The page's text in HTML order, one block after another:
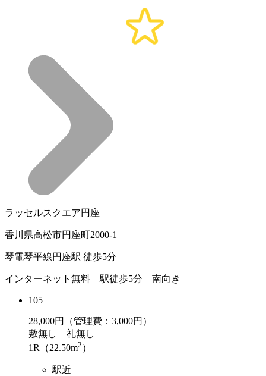
ラッセルスクエア円座
香川県高松市円座町2000-1
琴電琴平線円座駅 徒歩5分
インターネット無料 駅徒歩5分 南向き
105
28,000円（管理費：3,000円）
敷無し 礼無し
1R（22.50m2 ）
駅近